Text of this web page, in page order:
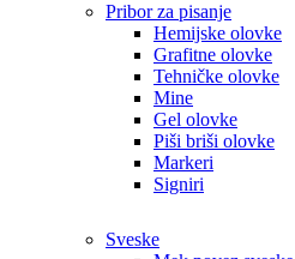
Pribor za pisanje
Hemijske olovke
Grafitne olovke
Tehničke olovke
Mine
Gel olovke
Piši briši olovke
Markeri
Signiri
Sveske